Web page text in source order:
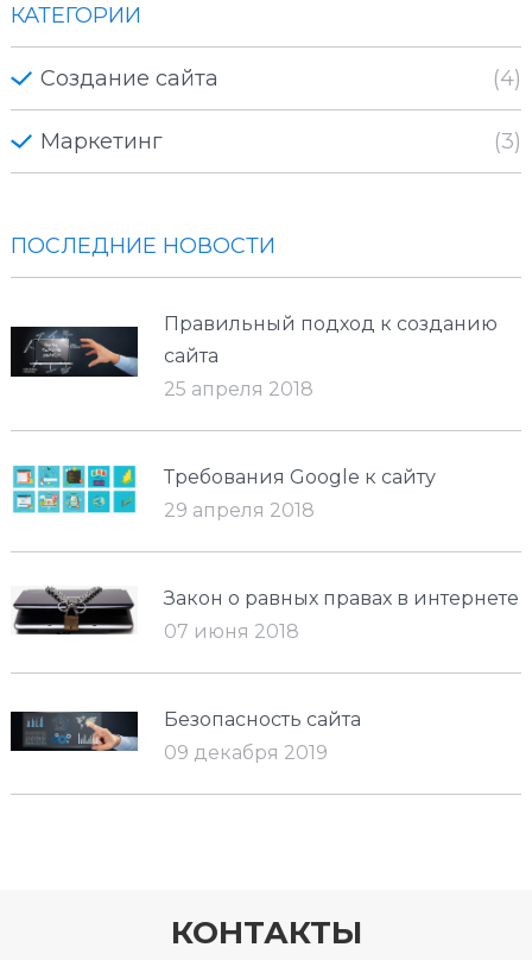
КАТЕГОРИИ
Создание сайта (4)
Маркетинг (3)
ПОСЛЕДНИЕ НОВОСТИ
Правильный подход к созданию
сайта
25 апреля 2018
Требования Google к сайту
29 апреля 2018
Закон о равных правах в интернете
07 июня 2018
Безопасность сайта
09 декабря 2019
КОНТАКТЫ